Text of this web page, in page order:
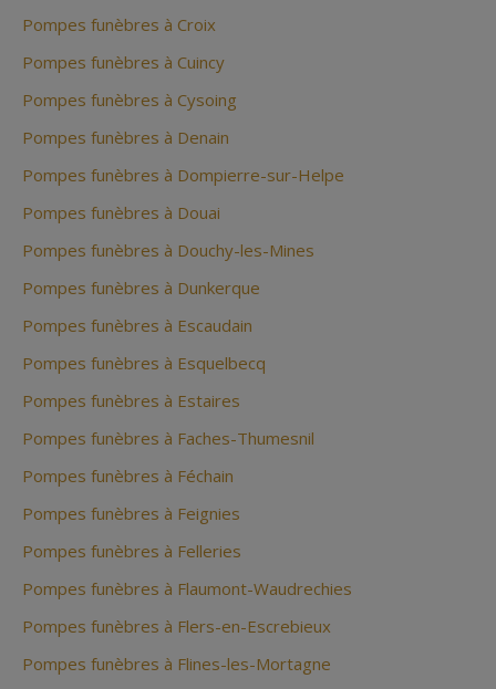
Pompes funèbres à Croix
Pompes funèbres à Cuincy
Pompes funèbres à Cysoing
Pompes funèbres à Denain
Pompes funèbres à Dompierre-sur-Helpe
Pompes funèbres à Douai
Pompes funèbres à Douchy-les-Mines
Pompes funèbres à Dunkerque
Pompes funèbres à Escaudain
Pompes funèbres à Esquelbecq
Pompes funèbres à Estaires
Pompes funèbres à Faches-Thumesnil
Pompes funèbres à Féchain
Pompes funèbres à Feignies
Pompes funèbres à Felleries
Pompes funèbres à Flaumont-Waudrechies
Pompes funèbres à Flers-en-Escrebieux
Pompes funèbres à Flines-les-Mortagne